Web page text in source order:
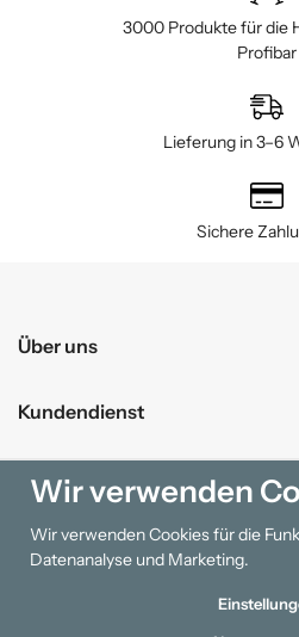
3000 Produkte für die
Profibar
Lieferung in 3–6
Sichere
Über uns
Kundendienst
Einkaufen
Information
Wir verwenden
Wir verwenden Cookies für die
Datenanalyse und Marketing.